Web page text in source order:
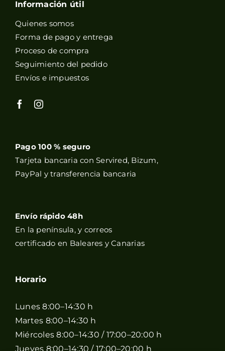
Información útil
Quienes somos
Forma de pago y entrega
Proceso de compra
Seguimiento del pedido
Envíos e impuestos
Pago 100 % seguro
Tarjeta bancaria con Servired, Bizum,
PayPal y transferencia bancaria
Envío rápido 48h
En la península, y correos
certificado en Baleares y Canarias
Horario
Lunes 8:00–14:30 h
Martes 8:00–14:30 h
Miércoles 8:00–14:30 / 17:00–20:00 h
Jueves 8:00–14:30 / 17:00–20:00 h